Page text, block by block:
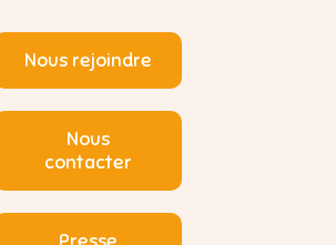
Nous rejoindre
Nous
contacter